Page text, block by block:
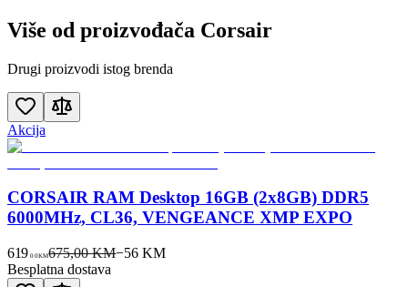
Više od proizvođača Corsair
Drugi proizvodi istog brenda
Akcija
CORSAIR RAM Desktop 16GB (2x8GB) DDR5
6000MHz, CL36, VENGEANCE XMP EXPO
619 00KM675,00 KM−56 KM
Besplatna dostava